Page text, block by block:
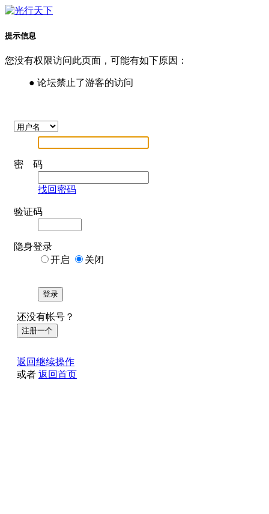
提示信息
您没有权限访问此页面，可能有如下原因：
● 论坛禁止了游客的访问
密 码
找回密码
验证码
隐身登录
开启
关闭
登录
还没有帐号？
注册一个
返回继续操作
或者 返回首页